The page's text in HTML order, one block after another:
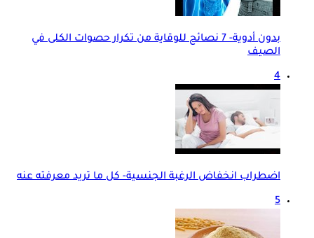
بدون أدوية- 7 نصائح للوقاية من تكرار حصوات الكلى في
الصيف
4
اضطراب انخفاض الرغبة الجنسية- كل ما تريد معرفته عنه
5